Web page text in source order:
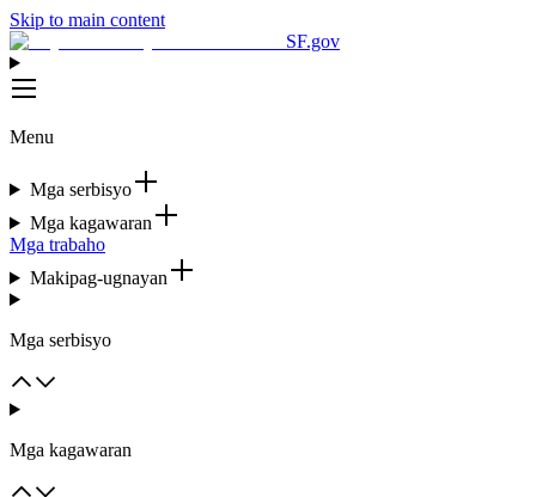
Skip to main content
SF.gov
Menu
Mga serbisyo
Mga kagawaran
Mga trabaho
Makipag-ugnayan
Mga serbisyo
Mga kagawaran